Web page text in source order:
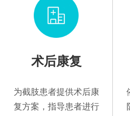
术后康复
为截肢患者提供术后康
复方案，指导患者进行